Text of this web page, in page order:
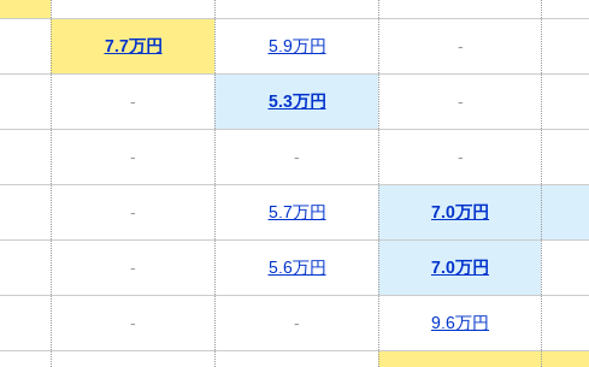
7.7万円 5.9万円 -
- 5.3万円 -
- - -
- 5.7万円 7.0万円
- 5.6万円 7.0万円
- - 9.6万円